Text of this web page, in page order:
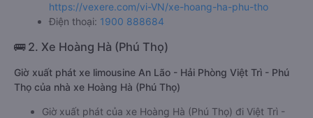
https://vexere.com/vi-VN/xe-hoang-ha-phu-tho
Điện thoại: 1900 888684
🚌 2. Xe Hoàng Hà (Phú Thọ)
Giờ xuất phát xe limousine An Lão - Hải Phòng Việt Trì - Phú
Thọ của nhà xe Hoàng Hà (Phú Thọ)
Giờ xuất phát của xe Hoàng Hà (Phú Thọ) đi Việt Trì -